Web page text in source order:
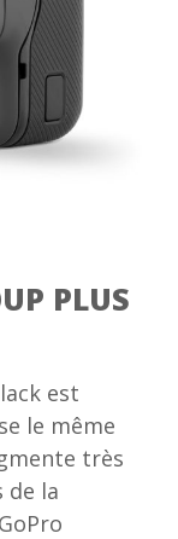
PLUS
est
le même
très
de la